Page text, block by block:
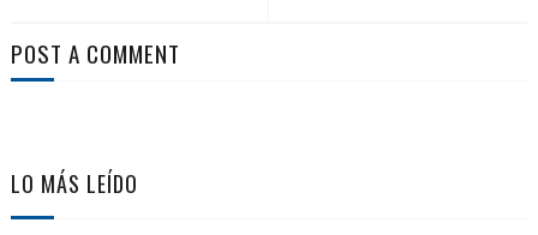
POST A COMMENT
LO MÁS LEÍDO